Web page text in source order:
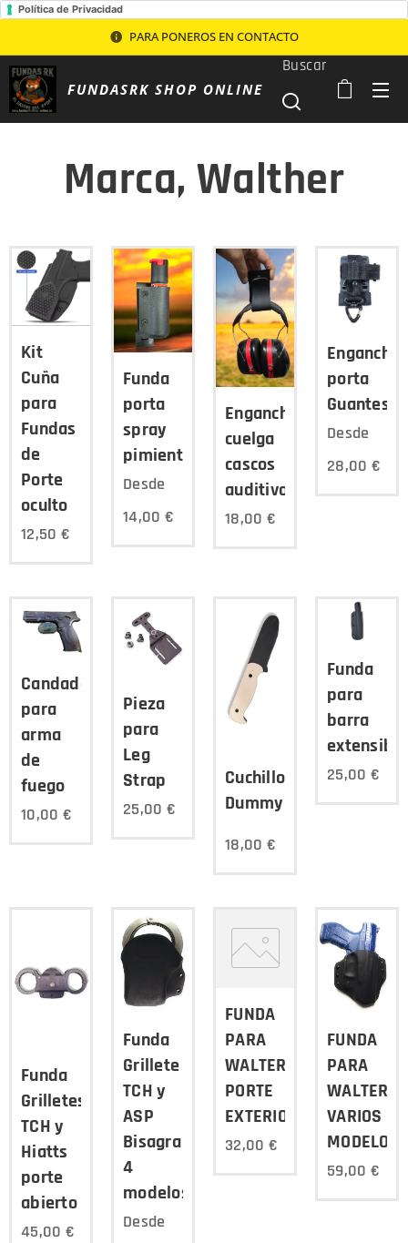
Política de Privacidad
PARA PONEROS EN CONTACTO
FUNDASRK SHOP ONLINE
Buscar
Marca, Walther
Kit
Cuña
para
Fundas
de
Porte
oculto
12,50 €
Funda
porta
spray
pimienta
Desde
14,00 €
Enganche
cuelga
cascos
auditivos
18,00 €
Enganche
porta
Guantes
Desde
28,00 €
Candado
para
arma
de
fuego
10,00 €
Pieza
para
Leg
Strap
25,00 €
Cuchillo
Dummy
18,00 €
Funda
para
barra
extensible
25,00 €
Funda
Grilletes
TCH y
Hiatts
porte
abierto
45,00 €
Funda
Grillete
TCH y
ASP
Bisagra
4
modelos
Desde
FUNDA
PARA
WALTER
PORTE
EXTERIOR
32,00 €
FUNDA
PARA
WALTER
VARIOS
MODELOS
59,00 €